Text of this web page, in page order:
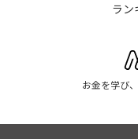
ラン
お金を学び